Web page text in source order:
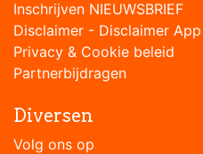
Inschrijven NIEUWSBRIEF
Disclaimer - Disclaimer App
Privacy & Cookie beleid
Partnerbijdragen
Diversen
Volg ons